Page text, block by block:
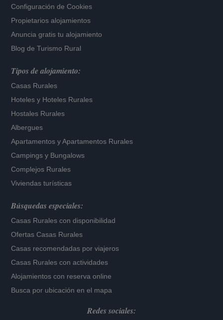
Configuración de Cookies
Propietarios alojamientos
Anuncia gratis tu alojamiento
Blog de Turismo Rural
Tipos de alojamiento:
Casas Rurales
Hoteles y Hoteles Rurales
Hostales Rurales
Albergues
Apartamentos yApartamentos Rurales
Campings y Bungalows
Complejos Rurales
Viviendas turísticas
Búsquedas especiales:
Casas Rurales con disponibilidad
Ofertas Casas Rurales
Casas recomendadas por viajeros
Casas Rurales con actividades
Alojamientos con reserva online
Busca por ubicación en el mapa
Redes sociales: